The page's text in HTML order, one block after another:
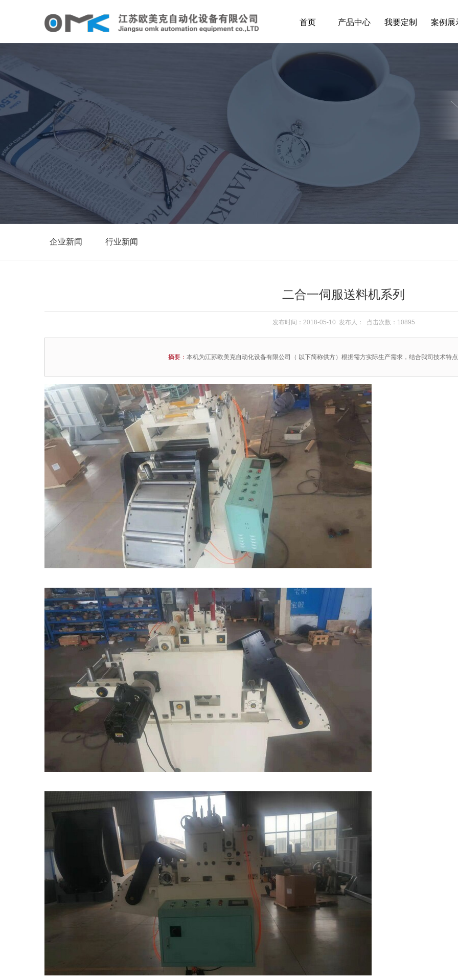
首页 产品中心 我要定制 案例展
企业新闻 行业新闻
二合一伺服送料机系列
发布时间：2018-05-10 发布人： 点击次数：10895
摘要： 本机为江苏欧美克自动化设备有限公司（ 以下简称供方）根据需方实际生产需求，结合我司技术特点